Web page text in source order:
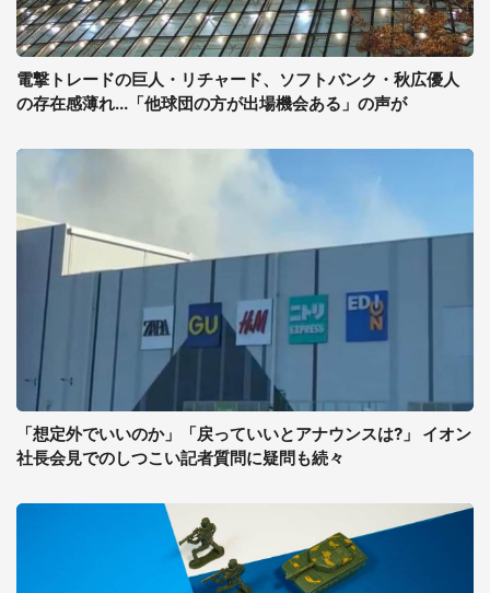
電撃トレードの巨人・リチャード、ソフトバンク・秋広優人
の存在感薄れ...「他球団の方が出場機会ある」の声が
「想定外でいいのか」「戻っていいとアナウンスは?」 イオン
社長会見でのしつこい記者質問に疑問も続々